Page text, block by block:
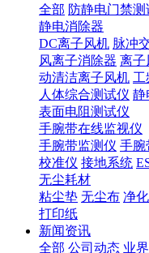
全部 防静电门禁测
静电消除器
DC离子风机 脉冲
风离子消除器 离子
动清洁离子风机 工
人体综合测试仪 静
表面电阻测试仪
手腕带在线监视仪
手腕带监测仪 手腕
校准仪 接地系统
无尘耗材
粘尘垫 无尘布 净
打印纸
新闻资讯
全部 公司动态 业